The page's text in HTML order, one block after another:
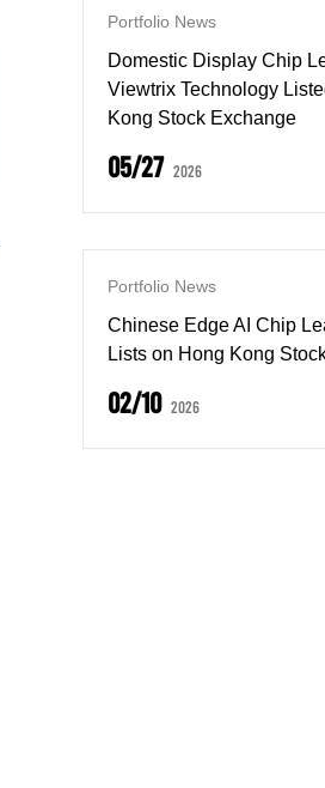
Portfolio News
Domestic Display Chip
Viewtrix Technology
Kong Stock Exchange
05/27 2026
Portfolio News
Chinese Edge AI Chip
Lists on Hong Kong
02/10 2026